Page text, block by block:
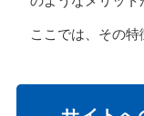
ここでは、その特